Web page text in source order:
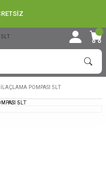
İLAÇLAMA POMPASI 5LT